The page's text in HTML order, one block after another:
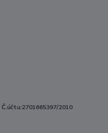
Č.účtu:2701665397/2010